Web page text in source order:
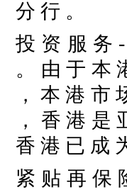
分 行 。
投 资 服 务
。 由 于 本
， 本 港 市
， 香 港 是
香 港 已 成
紧 贴 再 保